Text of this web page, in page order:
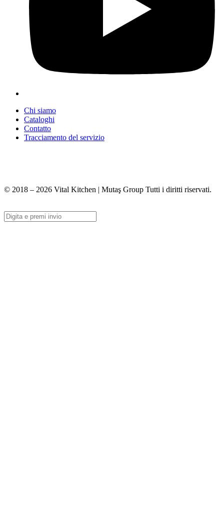
Chi siamo
Cataloghi
Contatto
Tracciamento del servizio
© 2018 – 2026 Vital Kitchen | Mutaş Group Tutti i diritti riservati.